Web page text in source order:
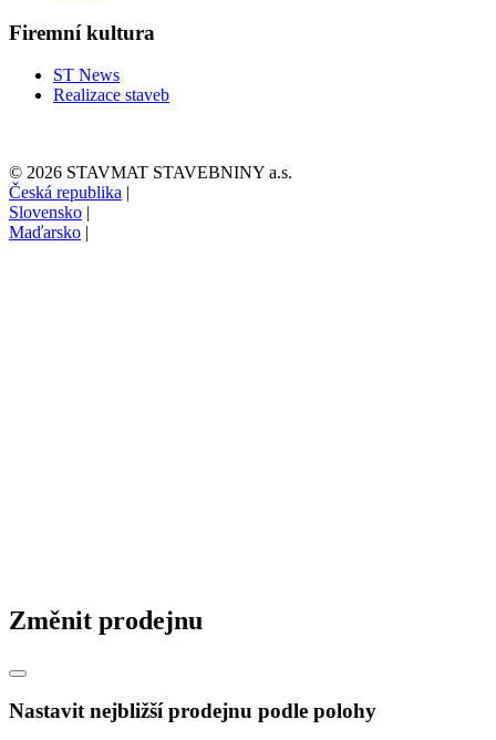
Firemní kultura
ST News
Realizace staveb
© 2026 STAVMAT STAVEBNINY a.s.
Česká republika |
Slovensko |
Maďarsko |
Změnit prodejnu
Nastavit nejbližší prodejnu podle polohy